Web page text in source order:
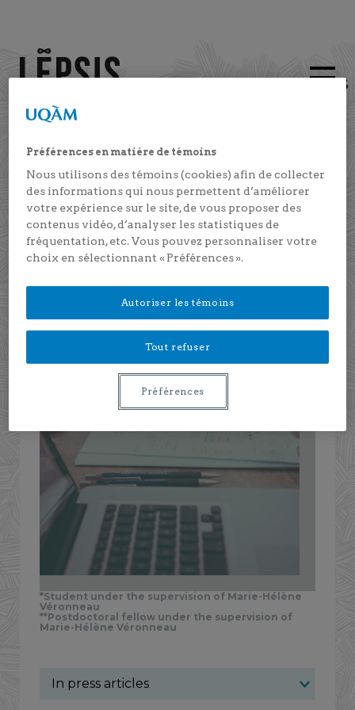
FRANÇAIS
Instagram
Publications
Articles
*Student under the supervision of Marie-Hélène
Véronneau
**Postdoctoral fellow under the supervision of
Marie-Hélène Véronneau
In press articles
Préférences en matière de témoins
Nous utilisons des témoins (cookies) afin de collecter
des informations qui nous permettent d’améliorer
votre expérience sur le site, de vous proposer des
contenus vidéo, d’analyser les statistiques de
fréquentation, etc. Vous pouvez personnaliser votre
choix en sélectionnant « Préférences ».
Tout refuser
Autoriser les témoins
Préférences